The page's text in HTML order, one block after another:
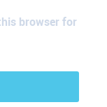
browser for